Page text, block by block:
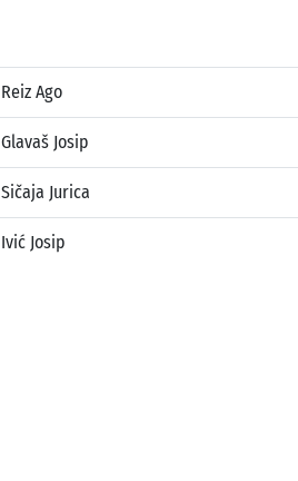
Reiz Ago
Glavaš Josip
Sičaja Jurica
Ivić Josip